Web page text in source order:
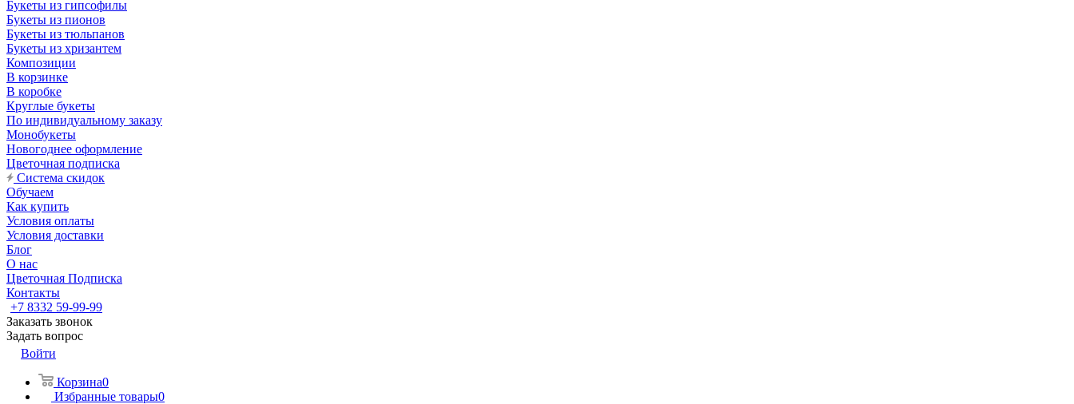
Букеты из гипсофилы
Букеты из пионов
Букеты из тюльпанов
Букеты из хризантем
Композиции
В корзинке
В коробке
Круглые букеты
По индивидуальному заказу
Монобукеты
Новогоднее оформление
Цветочная подписка
Система скидок
Обучаем
Как купить
Условия оплаты
Условия доставки
Блог
О нас
Цветочная Подписка
Контакты
+7 8332 59-99-99
Заказать звонок
Задать вопрос
Войти
Корзина0
Избранные товары0